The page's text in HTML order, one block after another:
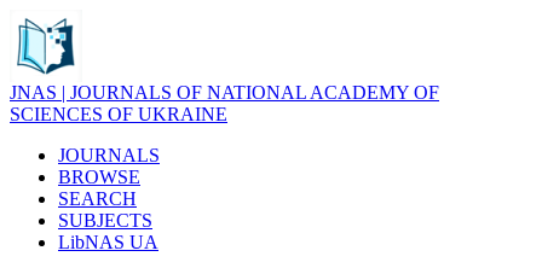
JNAS | JOURNALS OF NATIONAL ACADEMY OF
SCIENCES OF UKRAINE
JOURNALS
BROWSE
SEARCH
SUBJECTS
LibNAS UA